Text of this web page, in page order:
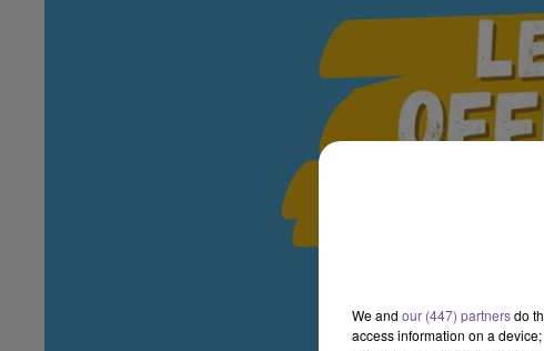
We and our (447) partnersdo
access information on a